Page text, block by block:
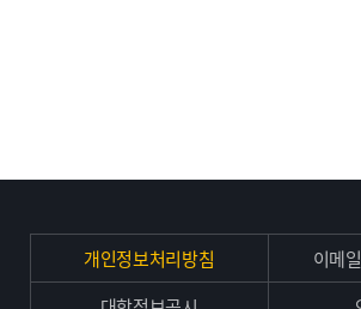
개인정보처리방침
이메